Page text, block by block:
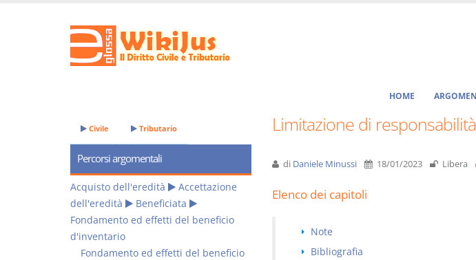
HOME
Limitazione di
di Daniele Minussi 18/01/2023 Libera
Elenco dei capitoli
Note
Bibliografia
Civile Tributario
Percorsi argomentali
Acquisto dell'eredità
Accettazione
dell'eredità
Beneficiata
Fondamento ed effetti del beneficio
d'inventario
Fondamento ed effetti del beneficio